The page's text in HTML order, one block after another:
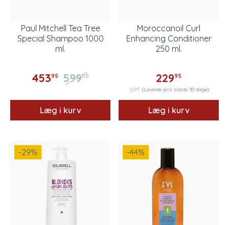
Paul Mitchell Tea Tree
Special Shampoo 1000
ml.
45395 59900
Læg i kurv
Moroccanoil Curl
Enhancing Conditioner
250 ml.
22995
18396 (Laveste pris sidste 30 dage)
Læg i kurv
-29% -44%